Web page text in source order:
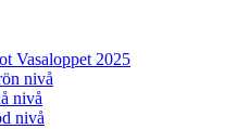
Vasaloppet 2025
nivå
nivå
nivå